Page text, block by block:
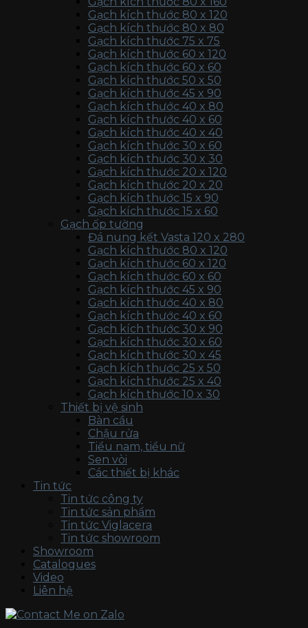
Gạch kích thước 80 x 120
Gạch kích thước 80 x 80
Gạch kích thước 75 x 75
Gạch kích thước 60 x 120
Gạch kích thước 60 x 60
Gạch kích thước 50 x 50
Gạch kích thước 45 x 90
Gạch kích thước 40 x 80
Gạch kích thước 40 x 60
Gạch kích thước 40 x 40
Gạch kích thước 30 x 60
Gạch kích thước 30 x 30
Gạch kích thước 20 x 120
Gạch kích thước 20 x 20
Gạch kích thước 15 x 90
Gạch kích thước 15 x 60
Gạch ốp tường
Đá nung kết Vasta 120 x 280
Gạch kích thước 80 x 120
Gạch kích thước 60 x 120
Gạch kích thước 60 x 60
Gạch kích thước 45 x 90
Gạch kích thước 40 x 80
Gạch kích thước 40 x 60
Gạch kích thước 30 x 90
Gạch kích thước 30 x 60
Gạch kích thước 30 x 45
Gạch kích thước 25 x 50
Gạch kích thước 25 x 40
Gạch kích thước 10 x 30
Thiết bị vệ sinh
Bàn cầu
Chậu rửa
Tiểu nam, tiểu nữ
Sen vòi
Các thiết bị khác
Tin tức
Tin tức công ty
Tin tức sản phẩm
Tin tức Viglacera
Tin tức showroom
Showroom
Catalogues
Video
Liên hệ